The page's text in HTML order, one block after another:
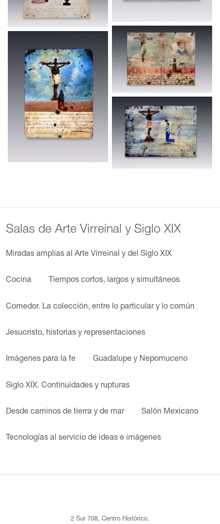
Salas de Arte Virreinal y Siglo XIX
Miradas amplias al Arte Virreinal y del Siglo XIX
Cocina Tiempos cortos, largos y simultáneos
Comedor. La colección, entre lo particular y lo común
Jesucristo, historias y representaciones
Imágenes para la fe Guadalupe y Nepomuceno
Siglo XIX. Continuidades y rupturas
Desde caminos de tierra y de mar Salón Mexicano
Tecnologías al servicio de ideas e imágenes
2 Sur 708, Centro Histórico,